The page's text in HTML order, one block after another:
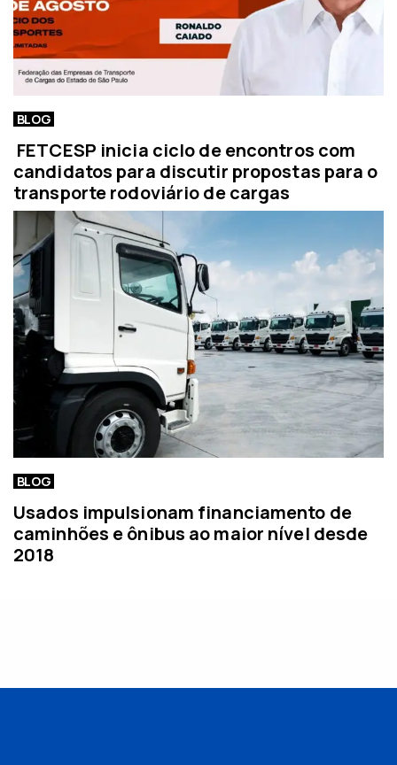
BLOG
FETCESP inicia ciclo de encontros com
candidatos para discutir propostas para o
transporte rodoviário de cargas
BLOG
Usados impulsionam financiamento de
caminhões e ônibus ao maior nível desde
2018